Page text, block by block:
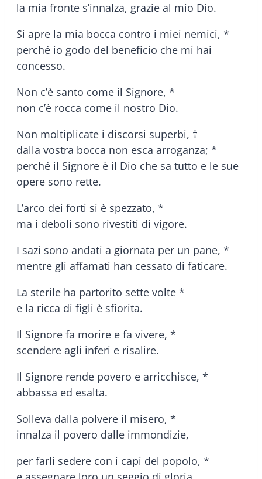
la mia fronte s’innalza, grazie al mio Dio.
Si apre la mia bocca contro i miei nemici, *
perché io godo del beneficio che mi hai
concesso.
Non c’è santo come il Signore, *
non c’è rocca come il nostro Dio.
Non moltiplicate i discorsi superbi, †
dalla vostra bocca non esca arroganza; *
perché il Signore è il Dio che sa tutto e le sue
opere sono rette.
L’arco dei forti si è spezzato, *
ma i deboli sono rivestiti di vigore.
I sazi sono andati a giornata per un pane, *
mentre gli affamati han cessato di faticare.
La sterile ha partorito sette volte *
e la ricca di figli è sfiorita.
Il Signore fa morire e fa vivere, *
scendere agli inferi e risalire.
Il Signore rende povero e arricchisce, *
abbassa ed esalta.
Solleva dalla polvere il misero, *
innalza il povero dalle immondizie,
per farli sedere con i capi del popolo, *